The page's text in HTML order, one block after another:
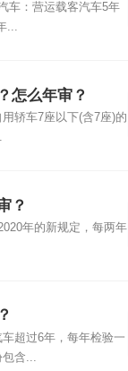
车：营运载客汽车5年
...
怎么年审？
轿车7座以下(含7座)的
？
年的新规定，每两年
超过6年，每年检验一
含...